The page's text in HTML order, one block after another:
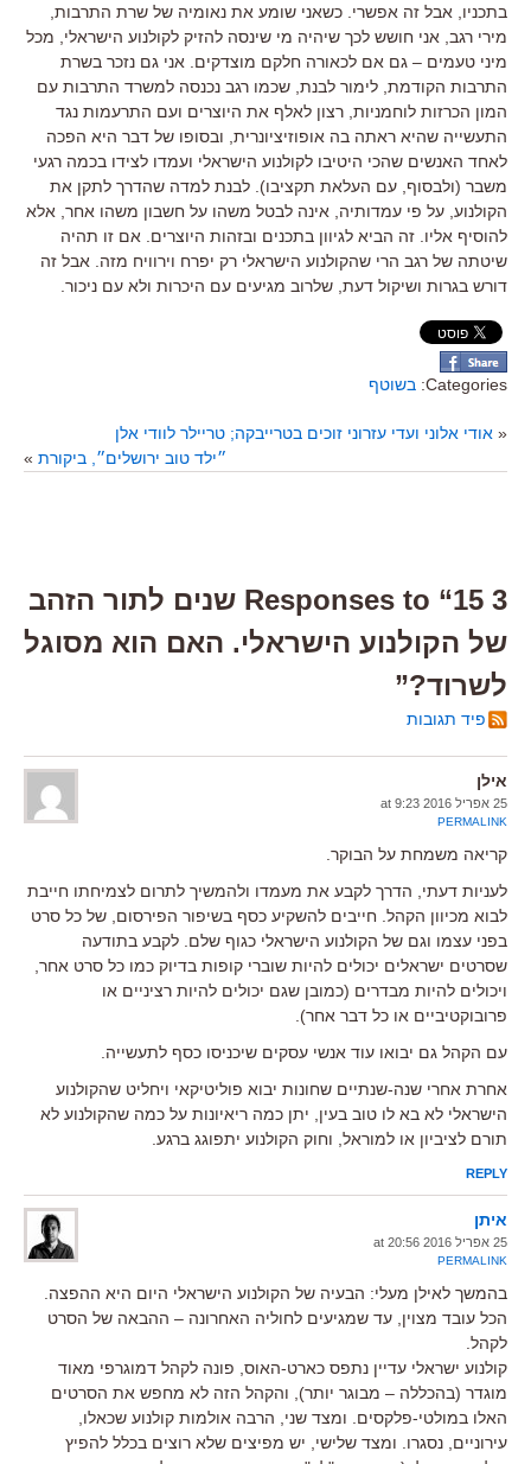
בתכניו, אבל זה אפשרי. כשאני שומע את נאומיה של שרת התרבות,
מירי רגב, אני חושש לכך שיהיה מי שינסה להזיק לקולנוע הישראלי, מכל
מיני טעמים – גם אם לכאורה חלקם מוצדקים. אני גם נזכר בשרת
התרבות הקודמת, לימור לבנת, שכמו רגב נכנסה למשרד התרבות עם
המון הכרזות לוחמניות, רצון לאלף את היוצרים ועם התרעמות נגד
התעשייה שהיא ראתה בה אופוזיציונרית, ובסופו של דבר היא הפכה
לאחד האנשים שהכי היטיבו לקולנוע הישראלי ועמדו לצידו בכמה רגעי
משבר (ולבסוף, עם העלאת תקציבו). לבנת למדה שהדרך לתקן את
הקולנוע, על פי עמדותיה, אינה לבטל משהו על חשבון משהו אחר, אלא
להוסיף אליו. זה הביא לגיוון בתכנים ובזהות היוצרים. אם זו תהיה
שיטתה של רגב הרי שהקולנוע הישראלי רק יפרח וירוויח מזה. אבל זה
דורש בגרות ושיקול דעת, שלרוב מגיעים עם היכרות ולא עם ניכור.
Categories: בשוטף
« אודי אלוני ועדי עזרוני זוכים בטרייבקה; טריילר לוודי אלן
״ילד טוב ירושלים״, ביקורת »
3 Responses to “15 שנים לתור הזהב
של הקולנוע הישראלי. האם הוא מסוגל
לשרוד?”
פיד תגובות
אילן
25 אפריל 2016 at 9:23
PERMALINK
קריאה משמחת על הבוקר.
לעניות דעתי, הדרך לקבע את מעמדו ולהמשיך לתרום לצמיחתו חייבת
לבוא מכיוון הקהל. חייבים להשקיע כסף בשיפור הפירסום, של כל סרט
בפני עצמו וגם של הקולנוע הישראלי כגוף שלם. לקבע בתודעה
שסרטים ישראלים יכולים להיות שוברי קופות בדיוק כמו כל סרט אחר,
ויכולים להיות מבדרים (כמובן שגם יכולים להיות רציניים או
פרובוקטיביים או כל דבר אחר).
עם הקהל גם יבואו עוד אנשי עסקים שיכניסו כסף לתעשייה.
אחרת אחרי שנה-שנתיים שחונות יבוא פוליטיקאי ויחליט שהקולנוע
הישראלי לא בא לו טוב בעין, יתן כמה ריאיונות על כמה שהקולנוע לא
תורם לציביון או למוראל, וחוק הקולנוע יתפוגג ברגע.
REPLY
איתן
25 אפריל 2016 at 20:56
PERMALINK
בהמשך לאילן מעלי: הבעיה של הקולנוע הישראלי היום היא ההפצה.
הכל עובד מצוין, עד שמגיעים לחוליה האחרונה – ההבאה של הסרט
לקהל.
קולנוע ישראלי עדיין נתפס כארט-האוס, פונה לקהל דמוגרפי מאוד
מוגדר (בהכללה – מבוגר יותר), והקהל הזה לא מחפש את הסרטים
האלו במולטי-פלקסים. ומצד שני, הרבה אולמות קולנוע שכאלו,
עירוניים, נסגרו. ומצד שלישי, יש מפיצים שלא רוצים בכלל להפיץ